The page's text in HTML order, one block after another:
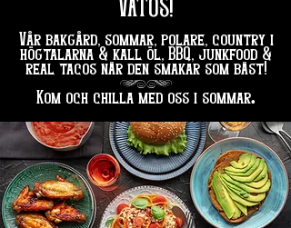
VATOS!
Vår bakgård, sommar, polare, country i
högtalarna & kall öl, BBQ, junkfood &
real tacos när den smakar som bäst!
hg
Kom och chilla med oss i sommar.